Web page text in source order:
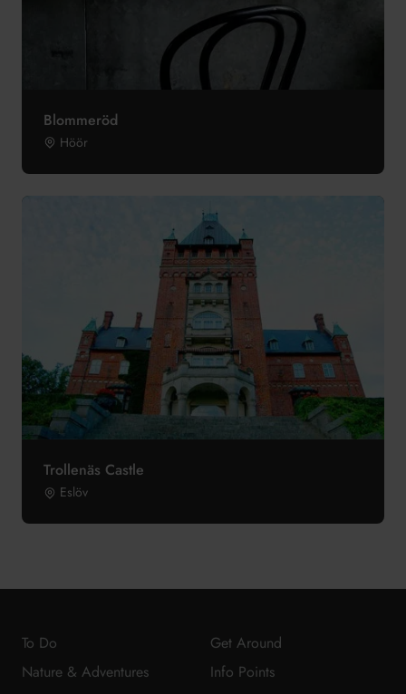
Blommeröd
Höör
Trollenäs Castle
Eslöv
To Do
Nature & Adventures
Get Around
Info Points